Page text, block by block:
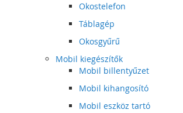
Okostelefon
Táblagép
Okosgyűrű
Mobil kiegészítők
Mobil billentyűzet
Mobil kihangosító
Mobil eszköz tartó